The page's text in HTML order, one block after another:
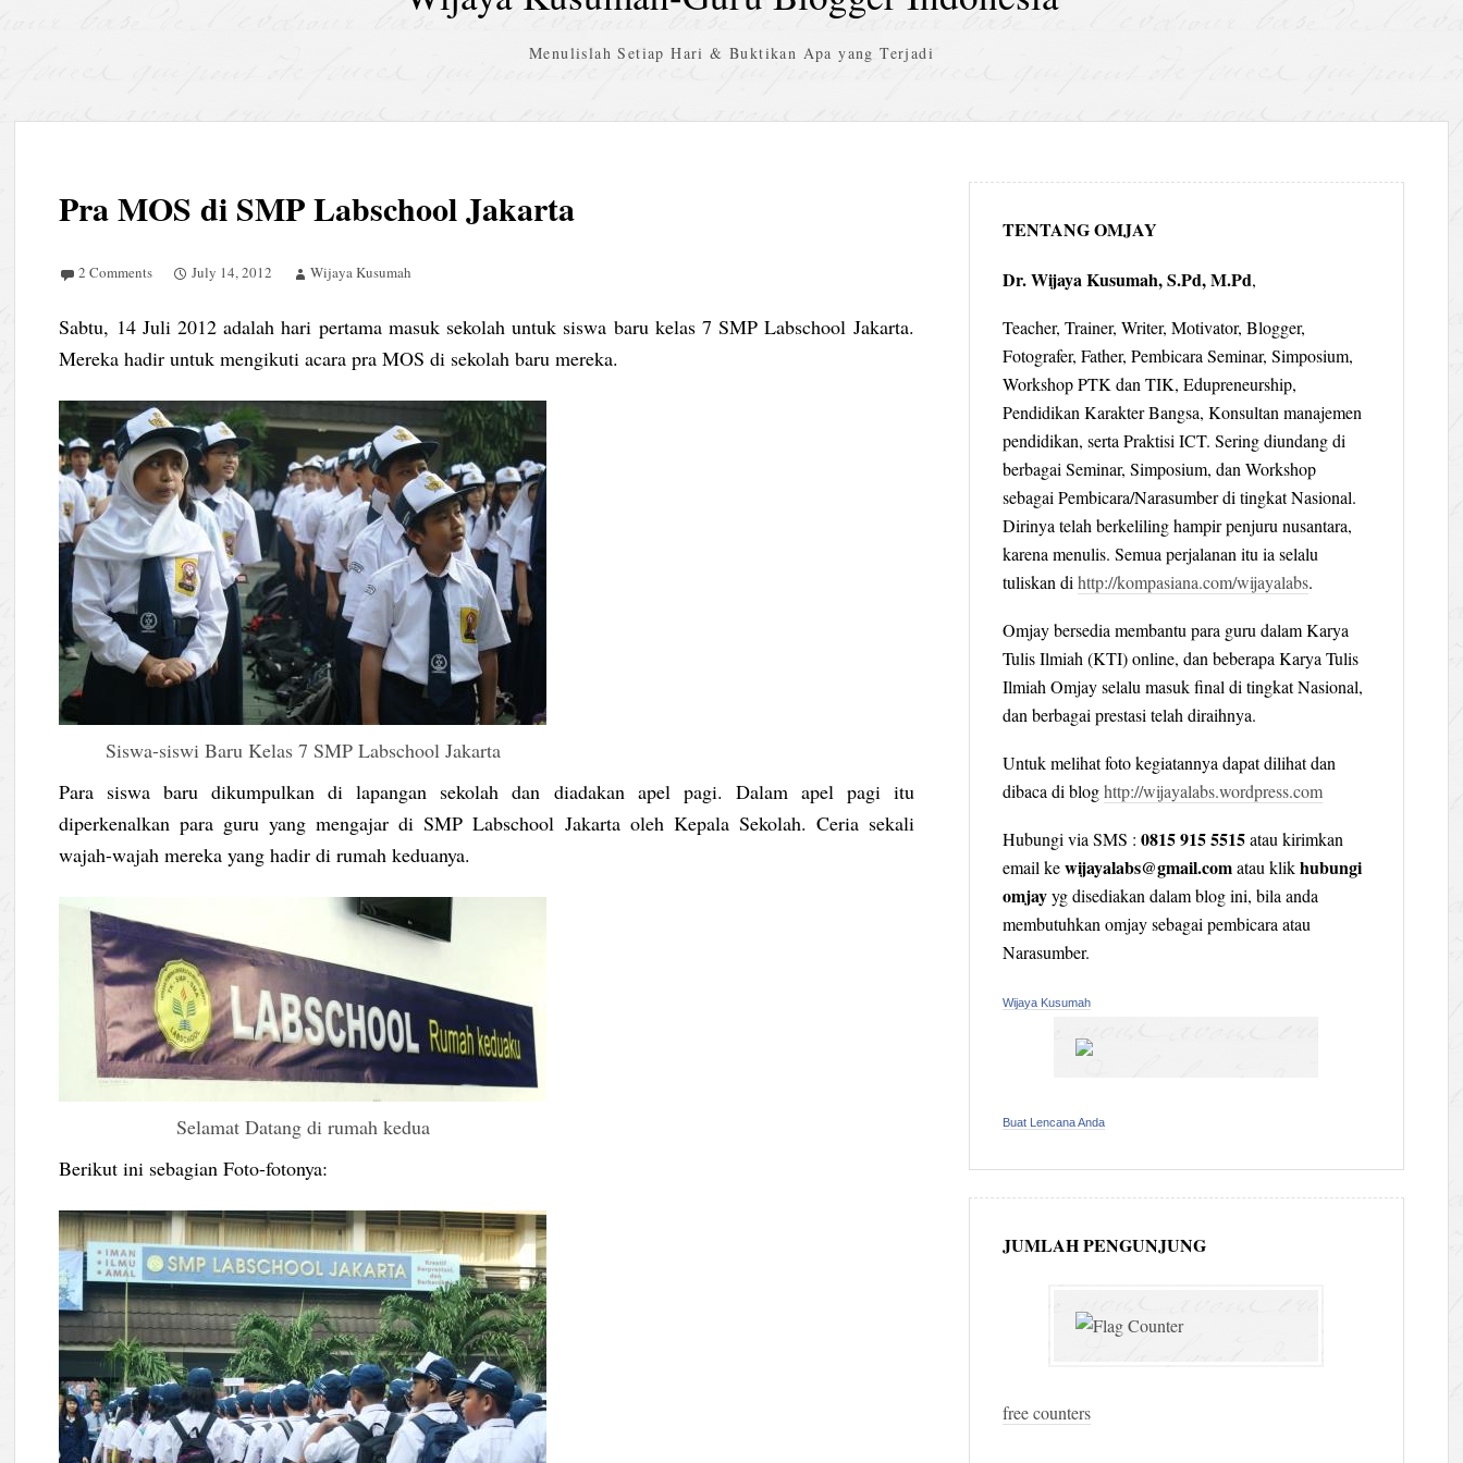
Menulislah Setiap Hari & Buktikan Apa yang Terjadi
Pra MOS di SMP Labschool Jakarta
2 Comments July 14, 2012 Wijaya Kusumah
Sabtu, 14 Juli 2012 adalah hari pertama masuk sekolah untuk siswa baru kelas 7 SMP Labschool Jakarta.
Mereka hadir untuk mengikuti acara pra MOS di sekolah baru mereka.
Siswa-siswi Baru Kelas 7 SMP Labschool Jakarta
Para siswa baru dikumpulkan di lapangan sekolah dan diadakan apel pagi. Dalam apel pagi itu
diperkenalkan para guru yang mengajar di SMP Labschool Jakarta oleh Kepala Sekolah. Ceria sekali
wajah-wajah mereka yang hadir di rumah keduanya.
Selamat Datang di rumah kedua
Berikut ini sebagian Foto-fotonya:
TENTANG OMJAY
Dr. Wijaya Kusumah, S.Pd, M.Pd,
Teacher, Trainer, Writer, Motivator, Blogger,
Fotografer, Father, Pembicara Seminar, Simposium,
Workshop PTK dan TIK, Edupreneurship,
Pendidikan Karakter Bangsa, Konsultan manajemen
pendidikan, serta Praktisi ICT. Sering diundang di
berbagai Seminar, Simposium, dan Workshop
sebagai Pembicara/Narasumber di tingkat Nasional.
Dirinya telah berkeliling hampir penjuru nusantara,
karena menulis. Semua perjalanan itu ia selalu
tuliskan di http://kompasiana.com/wijayalabs.
Omjay bersedia membantu para guru dalam Karya
Tulis Ilmiah (KTI) online, dan beberapa Karya Tulis
Ilmiah Omjay selalu masuk final di tingkat Nasional,
dan berbagai prestasi telah diraihnya.
Untuk melihat foto kegiatannya dapat dilihat dan
dibaca di bloghttp://wijayalabs.wordpress.com
Hubungi via SMS : 0815 915 5515atau kirimkan
email kewijayalabs@gmail.comatau klikhubungi
omjayyg disediakan dalam blog ini, bila anda
membutuhkan omjay sebagai pembicara atau
Narasumber.
Wijaya Kusumah
Buat Lencana Anda
JUMLAH PENGUNJUNG
free counters